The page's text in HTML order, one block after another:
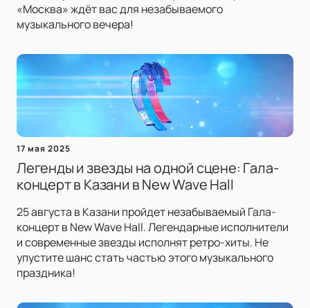
«Москва» ждёт вас для незабываемого
музыкального вечера!
17 мая 2025
Легенды и звезды на одной сцене: Гала-
концерт в Казани в New Wave Hall
25 августа в Казани пройдет незабываемый Гала-
концерт в New Wave Hall. Легендарные исполнители
и современные звезды исполнят ретро-хиты. Не
упустите шанс стать частью этого музыкального
праздника!